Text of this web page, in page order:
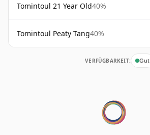
Tomintoul 21 Year Old40%
Tomintoul Peaty Tang40%
VERFÜGBARKEIT: Gut